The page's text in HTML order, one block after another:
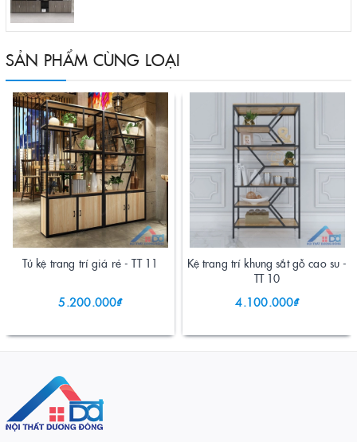
SẢN PHẨM CÙNG LOẠI
Tủ kệ trang trí giá rẻ - TT 11
5.200.000₫
Kệ trang trí khung sắt gỗ cao su -
TT 10
4.100.000₫